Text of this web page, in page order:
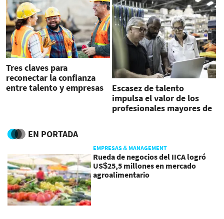
Tres claves para
reconectar la confianza
entre talento y empresas
Escasez de talento
impulsa el valor de los
profesionales mayores de
EN PORTADA
EMPRESAS & MANAGEMENT
Rueda de negocios del IICA logró
US$25,5 millones en mercado
agroalimentario